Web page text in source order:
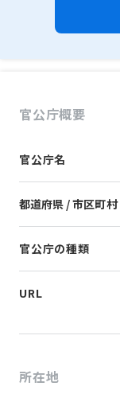
官公庁概要
官公庁名
都道府県 / 市区町村
官公庁の種類
URL
所在地